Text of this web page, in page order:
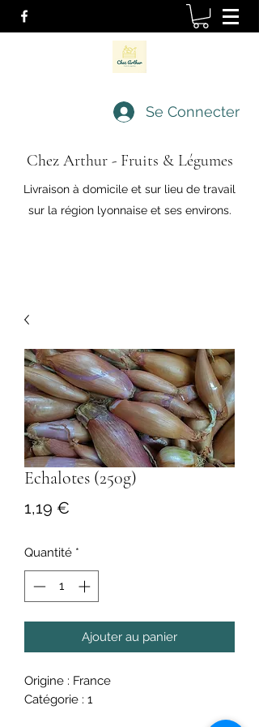
Se Connecter
Chez Arthur - Fruits & Légumes
Livraison à domicile et sur lieu de travail
sur la région lyonnaise et ses environs.
Echalotes (250g)
1,19 €
Quantité *
Ajouter au panier
Origine : France
Catégorie : 1